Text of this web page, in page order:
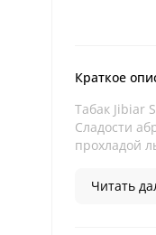
Краткое
Табак Jibiar
Сладости
прохладой
Читать